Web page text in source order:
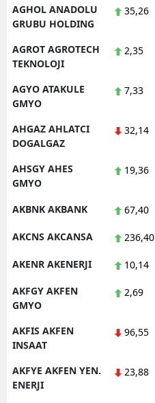
AGHOL ANADOLU
GRUBU HOLDING
35,26
AGROT AGROTECH
TEKNOLOJI
2,35
AGYO ATAKULE
GMYO
7,33
AHGAZ AHLATCI
DOGALGAZ
32,14
AHSGY AHES
GMYO
19,36
AKBNK AKBANK 67,40
AKCNS AKCANSA 236,40
AKENR AKENERJI 10,14
AKFGY AKFEN
GMYO
2,69
AKFIS AKFEN
INSAAT
96,55
AKFYE AKFEN YEN.
ENERJI
23,88